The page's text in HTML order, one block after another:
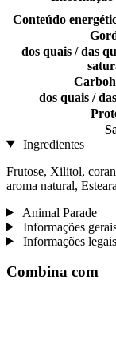
Conteúdo
dos quais / das
dos quais /
Ingredientes
Frutose, Xilitol,
aroma natural,
Animal Parade
Informações
Informações legais
Combina com